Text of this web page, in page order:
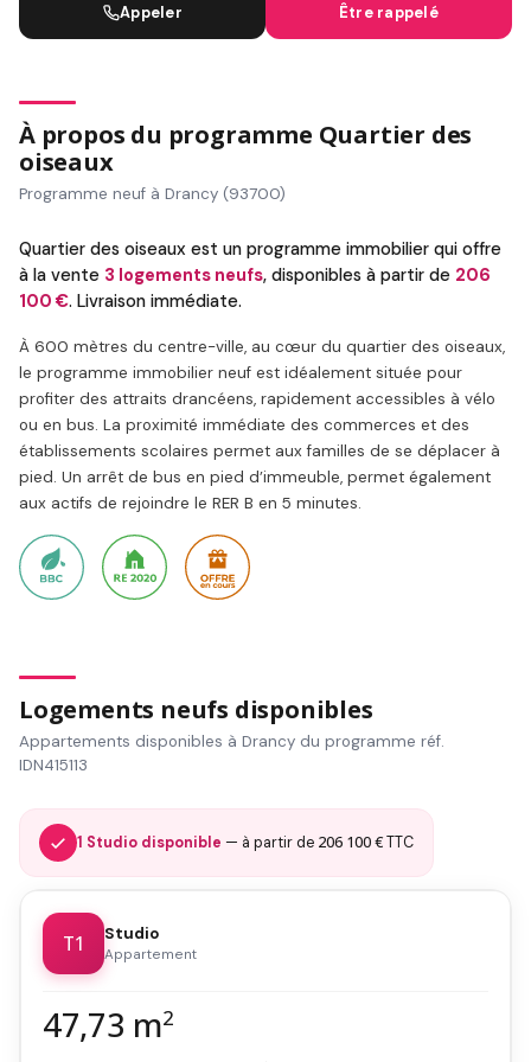
Appeler Être rappelé
À propos du programme Quartier des
oiseaux
Programme neuf à Drancy (93700)
Quartier des oiseaux est un programme immobilier qui offre
à la vente 3 logements neufs, disponibles à partir de 206
100 €. Livraison immédiate.
À 600 mètres du centre-ville, au cœur du quartier des oiseaux,
le programme immobilier neuf est idéalement située pour
profiter des attraits drancéens, rapidement accessibles à vélo
ou en bus. La proximité immédiate des commerces et des
établissements scolaires permet aux familles de se déplacer à
pied. Un arrêt de bus en pied d’immeuble, permet également
aux actifs de rejoindre le RER B en 5 minutes.
Logements neufs disponibles
Appartements disponibles à Drancy du programme réf.
IDN415113
1 Studio disponible — à partir de 206 100 €TTC
T1 Studio
Appartement
47,73 m2